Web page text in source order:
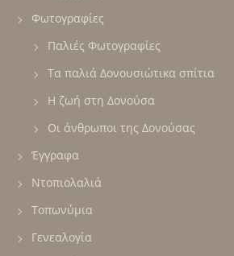
Φωτογραφίες
Παλιές Φωτογραφίες
Τα παλιά Δονουσιώτικα σπίτια
Η ζωή στη Δονούσα
Οι άνθρωποι της Δονούσας
Έγγραφα
Ντοπιολαλιά
Τοπωνύμια
Γενεαλογία